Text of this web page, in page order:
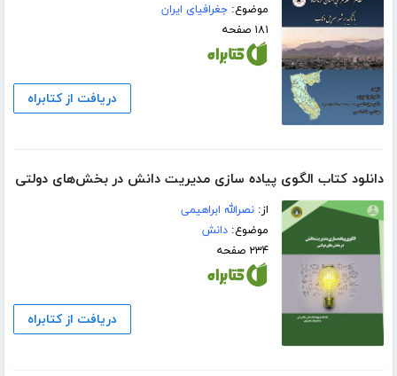
موضوع:جغرافیای ایران
۱۸۱ صفحه
دریافت از کتابراه
دانلود کتاب الگوی پیاده سازی مدیریت دانش در بخش‌های دولتی
از:نصرالله ابراهیمی
موضوع:دانش
۲۳۴ صفحه
دریافت از کتابراه